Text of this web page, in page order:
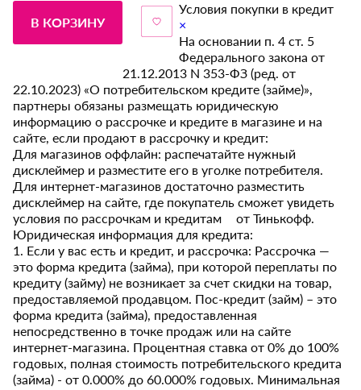
В КОРЗИНУ
Условия покупки в кредит
×
На основании п. 4 ст. 5
Федерального закона от
21.12.2013 N 353-ФЗ (ред. от
22.10.2023) «О потребительском кредите (займе)»,
партнеры обязаны размещать юридическую
информацию о рассрочке и кредите в магазине и на
сайте, если продают в рассрочку и кредит:
Для магазинов оффлайн: распечатайте нужный
дисклеймер и разместите его в уголке потребителя.
Для интернет-магазинов достаточно разместить
дисклеймер на сайте, где покупатель сможет увидеть
условия по рассрочкам и кредитам от Тинькофф.
Юридическая информация для кредита:
1. Если у вас есть и кредит, и рассрочка: Рассрочка —
это форма кредита (займа), при которой переплаты по
кредиту (займу) не возникает за счет скидки на товар,
предоставляемой продавцом. Пос-кредит (займ) – это
форма кредита (займа), предоставленная
непосредственно в точке продаж или на сайте
интернет-магазина. Процентная ставка от 0% до 100%
годовых, полная стоимость потребительского кредита
(займа) - от 0.000% до 60.000% годовых. Минимальная